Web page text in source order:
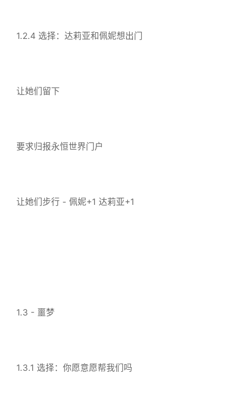
1.2.4 选择：达莉亚和佩妮想出门
让她们留下
要求归报永恒世界门户
让她们步行 - 佩妮+1 达莉亚+1
1.3 - 噩梦
1.3.1 选择：你愿意愿帮我们吗